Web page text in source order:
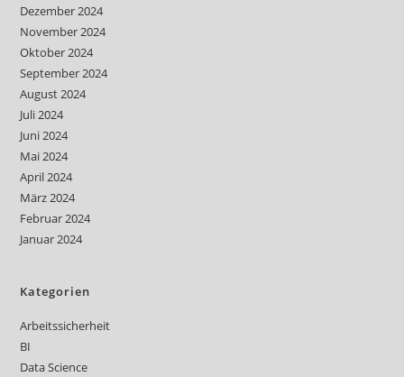
Dezember 2024
November 2024
Oktober 2024
September 2024
August 2024
Juli 2024
Juni 2024
Mai 2024
April 2024
März 2024
Februar 2024
Januar 2024
Kategorien
Arbeitssicherheit
BI
Data Science